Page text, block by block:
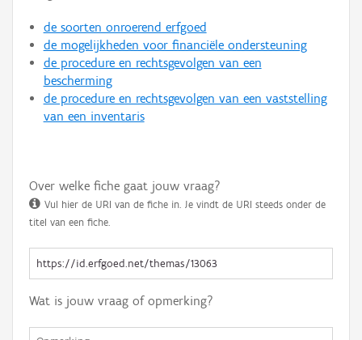
de soorten onroerend erfgoed
de mogelijkheden voor financiële ondersteuning
de procedure en rechtsgevolgen van een
bescherming
de procedure en rechtsgevolgen van een vaststelling
van een inventaris
Over welke fiche gaat jouw vraag?
Vul hier de URI van de fiche in. Je vindt de URI steeds onder de
titel van een fiche.
Wat is jouw vraag of opmerking?